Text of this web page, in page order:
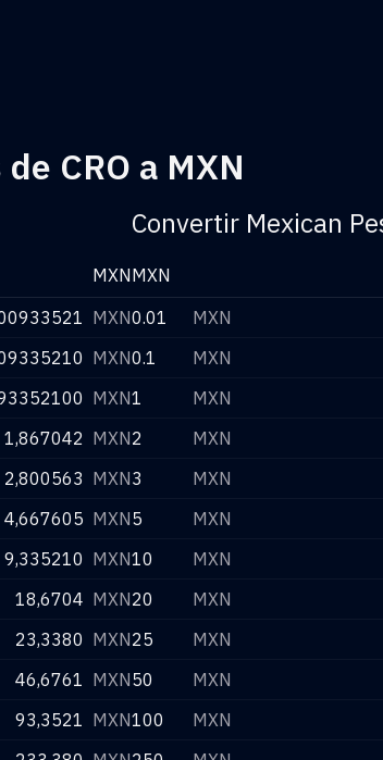
CRO a MXN
MXN
MXN
MXN
MXN
1,867042 MXN
2,800563 MXN
4,667605 MXN
9,335210 MXN
18,6704 MXN
23,3380 MXN
46,6761 MXN
93,3521 MXN
Convertir Mexican
MXN
0.01
MXN
0.1
MXN
1
MXN
2
MXN
3
MXN
5
MXN
10
MXN
20
MXN
25
MXN
50
MXN
100
MXN